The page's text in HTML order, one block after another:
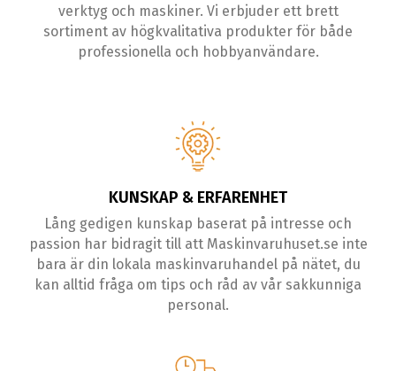
verktyg och maskiner. Vi erbjuder ett brett
sortiment av högkvalitativa produkter för både
professionella och hobbyanvändare.
KUNSKAP & ERFARENHET
Lång gedigen kunskap baserat på intresse och
passion har bidragit till att Maskinvaruhuset.se inte
bara är din lokala maskinvaruhandel på nätet, du
kan alltid fråga om tips och råd av vår sakkunniga
personal.